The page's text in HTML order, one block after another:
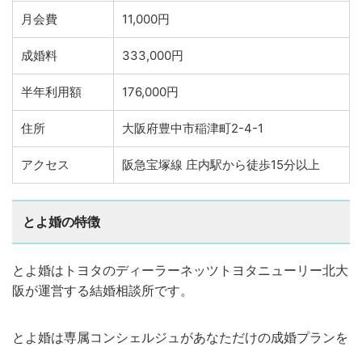
月会費 11,000円
成婚料 333,000円
半年利用額 176,000円
住所 大阪府豊中市稲津町2-4-1
アクセス 阪急宝塚線 庄内駅から徒歩15分以上
とよ婚の特徴
とよ婚はトヨタのディーラーネッツトヨタニューリー北大
阪が運営する結婚相談所です。
とよ婚は専属コンシェルジュがあなただけの成婚プランを